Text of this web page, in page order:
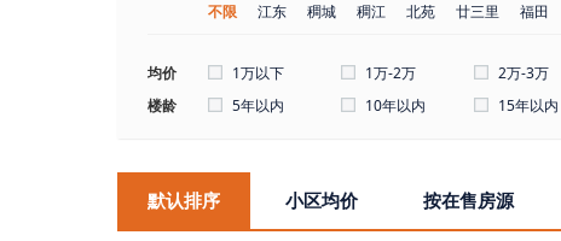
不限 江东 稠城 稠江 北苑 廿三里 福田
均价 1万以下 1万-2万 2万-3万
楼龄
5年以内 10年以内 15年以内
默认排序 小区均价 按在售房源